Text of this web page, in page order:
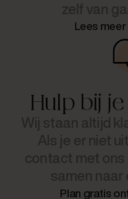
zelf van
Lees
Hulp bij
Wij staan altijd
Als je er niet
contact met ons
samen naar
Plan gratis